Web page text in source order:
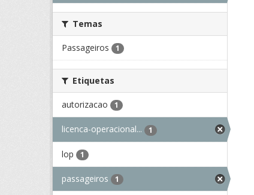
Temas
Passageiros 1
Etiquetas
autorizacao 1
licenca-operacional... 1
lop 1
passageiros 1